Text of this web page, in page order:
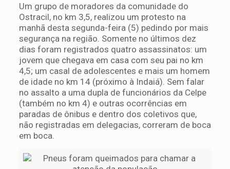
Um grupo de moradores da comunidade do
Ostracil, no km 3,5, realizou um protesto na
manhã desta segunda-feira (5) pedindo por mais
segurança na região. Somente no últimos dez
dias foram registrados quatro assassinatos: um
jovem que chegava em casa com seu pai no km
4,5; um casal de adolescentes e mais um homem
de idade no km 14 (próximo à Indaiá). Sem falar
no assalto a uma dupla de funcionários da Celpe
(também no km 4) e outras ocorrências em
paradas de ônibus e dentro dos coletivos que,
não registradas em delegacias, correram de boca
em boca.